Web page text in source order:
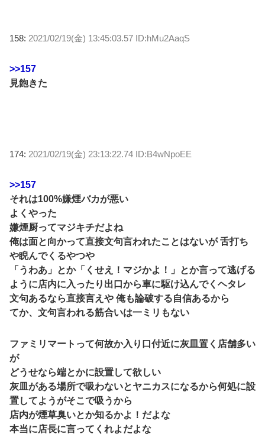
158: 2021/02/19(金) 13:45:03.57 ID:hMu2AaqS
>>157
見飽きた
174: 2021/02/19(金) 23:13:22.74 ID:B4wNpoEE
>>157
それは100%嫌煙バカが悪い
よくやった
嫌煙厨ってマジキチだよね
俺は面と向かって直接文句言われたことはないが 舌打ち
や睨んでくるやつや
「うわあ」とか「くせえ！マジかよ！」とか言って逃げる
ように店内に入ったり出口から車に駆け込んでくヘタレ
文句あるなら直接言えや 俺も論破する自信あるから
てか、文句言われる筋合いは一ミリもない
ファミリマートって何故か入り口付近に灰皿置く店舗多い
が
どうせなら端とかに設置して欲しい
灰皿がある場所で吸わないとヤニカスになるから何処に設
置してようがそこで吸うから
店内が煙草臭いとか知るかよ！だよな
本当に店長に言ってくれよだよな